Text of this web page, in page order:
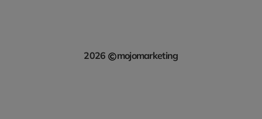
2026 mojomarketing